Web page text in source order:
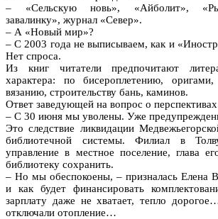
– «Сельскую новь», «Айболит»,
завалинку», журнал «Север».
– А «Новый мир»?
– С 2003 года не выписываем, как и
Нет спроса.
Из книг читатели предпочитают
характера: по бисероплетению,
вязанию, строительству бань, каминов.
Ответ заведующей на вопрос о
– С 30 июня мы уволены. Уже
Это следствие ликвидации
библиотечной системы. Филиал в
управление в местное поселение, глава
библиотеку сохранить.
– Но мы обеспокоены, – призналась Елена
и как будет финансировать
зарплату даже не хватает, тепло
отключали отопление…